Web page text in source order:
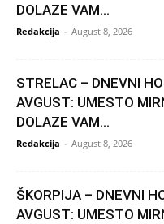
DOLAZE VAM...
Redakcija - August 8, 2026
STRELAC – DNEVNI
AVGUST: UMESTO
DOLAZE VAM...
Redakcija - August 8, 2026
ŠKORPIJA – DNEVNI
AVGUST: UMESTO